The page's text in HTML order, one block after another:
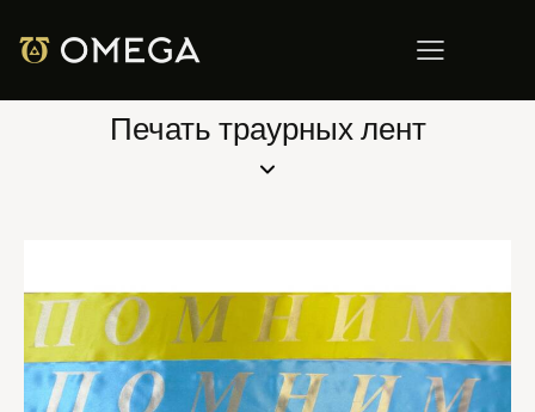
Печать траурных лент